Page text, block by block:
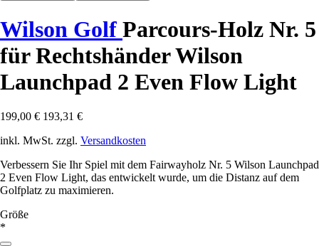
Wilson Golf Parcours-Holz Nr. 5
für Rechtshänder Wilson
Launchpad 2 Even Flow Light
199,00 € 193,31 €
inkl. MwSt. zzgl. Versandkosten
Verbessern Sie Ihr Spiel mit dem Fairwayholz Nr. 5 Wilson Launchpad
2 Even Flow Light, das entwickelt wurde, um die Distanz auf dem
Golfplatz zu maximieren.
Größe
*